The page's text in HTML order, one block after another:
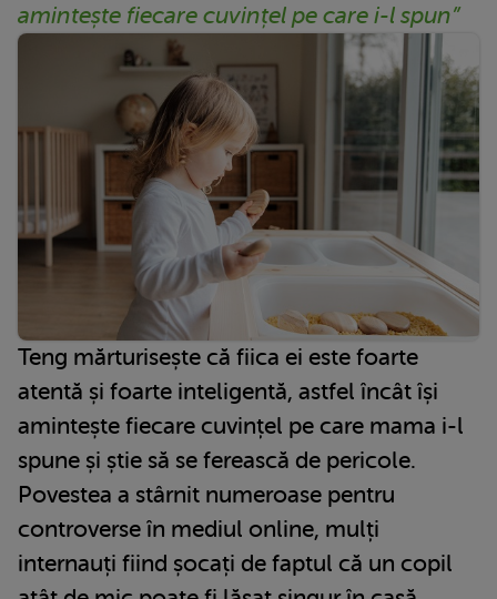
amintește fiecare cuvințel pe care i-l spun”
Teng mărturisește că fiica ei este foarte
atentă și foarte inteligentă, astfel încât își
amintește fiecare cuvințel pe care mama i-l
spune și știe să se ferească de pericole.
Povestea a stârnit numeroase pentru
controverse în mediul online, mulți
internauți fiind șocați de faptul că un copil